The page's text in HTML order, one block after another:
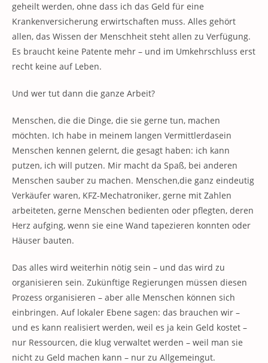
geheilt werden, ohne dass ich das Geld für eine
Krankenversicherung erwirtschaften muss. Alles gehört
allen, das Wissen der Menschheit steht allen zu Verfügung.
Es braucht keine Patente mehr – und im Umkehrschluss erst
recht keine auf Leben.
Und wer tut dann die ganze Arbeit?
Menschen, die die Dinge, die sie gerne tun, machen
möchten. Ich habe in meinem langen Vermittlerdasein
Menschen kennen gelernt, die gesagt haben: ich kann
putzen, ich will putzen. Mir macht da Spaß, bei anderen
Menschen sauber zu machen. Menschen,die ganz eindeutig
Verkäufer waren, KFZ-Mechatroniker, gerne mit Zahlen
arbeiteten, gerne Menschen bedienten oder pflegten, deren
Herz aufging, wenn sie eine Wand tapezieren konnten oder
Häuser bauten.
Das alles wird weiterhin nötig sein – und das wird zu
organisieren sein. Zukünftige Regierungen müssen diesen
Prozess organisieren – aber alle Menschen können sich
einbringen. Auf lokaler Ebene sagen: das brauchen wir –
und es kann realisiert werden, weil es ja kein Geld kostet –
nur Ressourcen, die klug verwaltet werden – weil man sie
nicht zu Geld machen kann – nur zu Allgemeingut.